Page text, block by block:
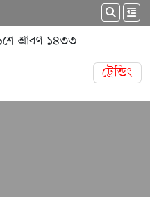
শ্রাবণ ১৪৩৩
ট্রেন্ডিং